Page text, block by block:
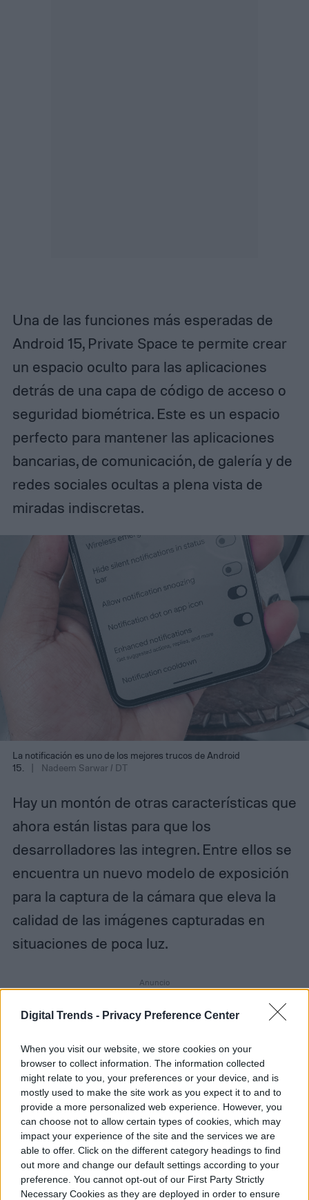
Digital Trends - Privacy Preference Center
When you visit our website, we store cookies on your
browser to collect information. The information collected
might relate to you, your preferences or your device, and is
mostly used to make the site work as you expect it to and to
provide a more personalized web experience. However, you
can choose not to allow certain types of cookies, which may
impact your experience of the site and the services we are
able to offer. Click on the different category headings to find
out more and change our default settings according to your
preference. You cannot opt-out of our First Party Strictly
Necessary Cookies as they are deployed in order to ensure
Una de las funciones más esperadas de
Android 15, Private Space te permite crear
un espacio oculto para las aplicaciones
detrás de una capa de código de acceso o
seguridad biométrica. Este es un espacio
perfecto para mantener las aplicaciones
bancarias, de comunicación, de galería y de
redes sociales ocultas a plena vista de
miradas indiscretas.
La notificación es uno de los mejores trucos de Android
15.
Nadeem Sarwar / DT
Hay un montón de otras características que
ahora están listas para que los
desarrolladores las integren. Entre ellos se
encuentra un nuevo modelo de exposición
para la captura de la cámara que eleva la
calidad de las imágenes capturadas en
situaciones de poca luz.